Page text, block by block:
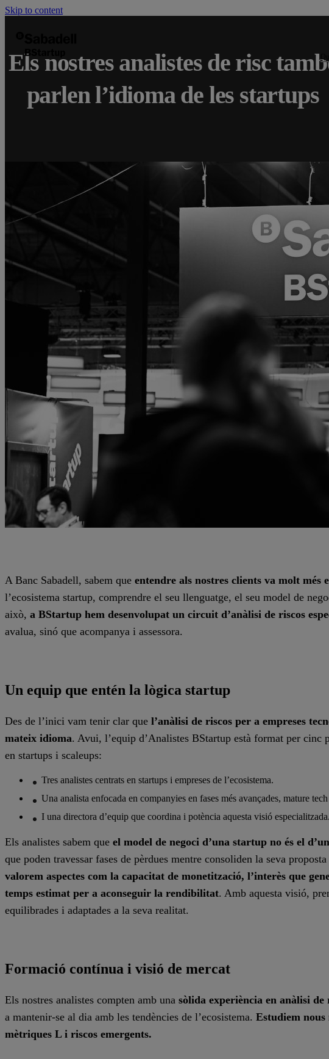
Skip to content
Els nostres analistes de risc
parlen l’idioma de les startups
A Banc Sabadell, sabem que entendre als nostres clients va molt més
l’ecosistema startup, comprendre el seu llenguatge, el seu model de
això, a BStartup hem desenvolupat un circuit d’anàlisi de riscos
avalua, sinó que acompanya i assessora.
Un equip que entén la lògica startup
Des de l’inici vam tenir clar que l’anàlisi de riscos per a empreses
mateix idioma. Avui, l’equip d’Analistes BStartup està format per cinc
en startups i scaleups:
Tres analistes centrats en startups i empreses de l’ecosistema.
Una analista enfocada en companyies en fases més avançades, mature
I una directora d’equip que coordina i potència aquesta visió especialitzada.
Els analistes sabem que el model de negoci d’una startup no és el
que poden travessar fases de pèrdues mentre consoliden la seva
valorem aspectes com la capacitat de monetització, l’interès que
temps estimat per a aconseguir la rendibilitat. Amb aquesta visió,
equilibrades i adaptades a la seva realitat.
Formació contínua i visió de mercat
Els nostres analistes compten amb una sòlida experiència en anàlisi de
a mantenir-se al dia amb les tendències de l’ecosistema. Estudiem nous
mètriques L i riscos emergents.